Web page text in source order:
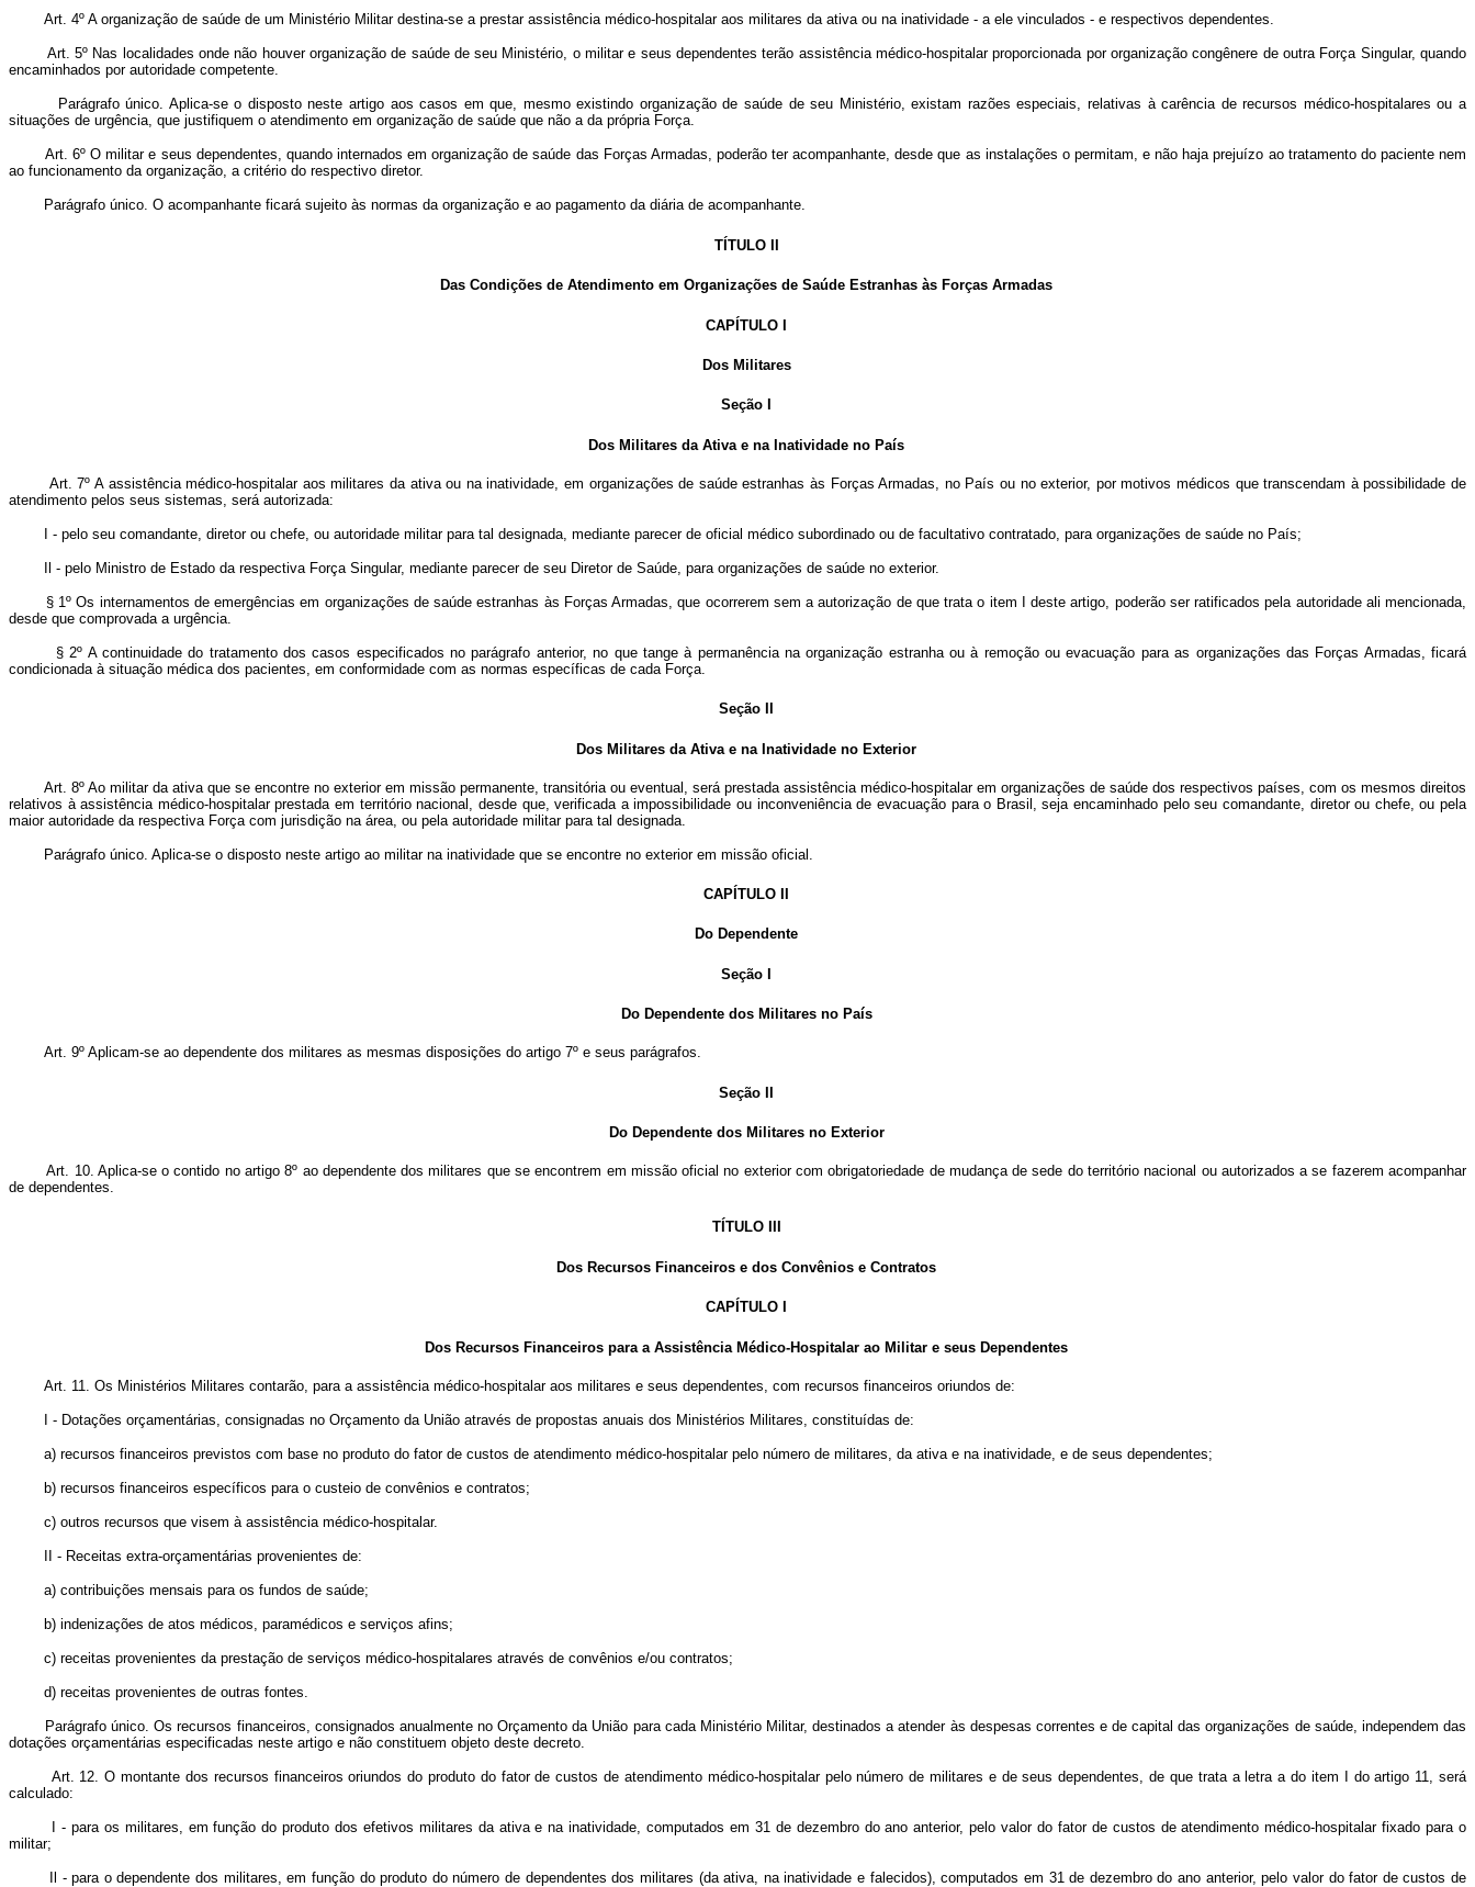
Art. 4º A organização de saúde de um Ministério Militar destina-se a prestar assistência médico-hospitalar aos militares da ativa ou na inatividade - a ele vinculados - e respectivos dependentes.
Art. 5º Nas localidades onde não houver organização de saúde de seu Ministério, o militar e seus dependentes terão assistência médico-hospitalar proporcionada por organização congênere de outra Força Singular, quando
encaminhados por autoridade competente.
Parágrafo único. Aplica-se o disposto neste artigo aos casos em que, mesmo existindo organização de saúde de seu Ministério, existam razões especiais, relativas à carência de recursos médico-hospitalares ou a
situações de urgência, que justifiquem o atendimento em organização de saúde que não a da própria Força.
Art. 6º O militar e seus dependentes, quando internados em organização de saúde das Forças Armadas, poderão ter acompanhante, desde que as instalações o permitam, e não haja prejuízo ao tratamento do paciente nem
ao funcionamento da organização, a critério do respectivo diretor.
Parágrafo único. O acompanhante ficará sujeito às normas da organização e ao pagamento da diária de acompanhante.
TÍTULO II
Das Condições de Atendimento em Organizações de Saúde Estranhas às Forças Armadas
CAPÍTULO I
Dos Militares
Seção I
Dos Militares da Ativa e na Inatividade no País
Art. 7º A assistência médico-hospitalar aos militares da ativa ou na inatividade, em organizações de saúde estranhas às Forças Armadas, no País ou no exterior, por motivos médicos que transcendam à possibilidade de
atendimento pelos seus sistemas, será autorizada:
I - pelo seu comandante, diretor ou chefe, ou autoridade militar para tal designada, mediante parecer de oficial médico subordinado ou de facultativo contratado, para organizações de saúde no País;
Il - pelo Ministro de Estado da respectiva Força Singular, mediante parecer de seu Diretor de Saúde, para organizações de saúde no exterior.
§ 1º Os internamentos de emergências em organizações de saúde estranhas às Forças Armadas, que ocorrerem sem a autorização de que trata o item I deste artigo, poderão ser ratificados pela autoridade ali mencionada,
desde que comprovada a urgência.
§ 2º A continuidade do tratamento dos casos especificados no parágrafo anterior, no que tange à permanência na organização estranha ou à remoção ou evacuação para as organizações das Forças Armadas, ficará
condicionada à situação médica dos pacientes, em conformidade com as normas específicas de cada Força.
Seção II
Dos Militares da Ativa e na Inatividade no Exterior
Art. 8º Ao militar da ativa que se encontre no exterior em missão permanente, transitória ou eventual, será prestada assistência médico-hospitalar em organizações de saúde dos respectivos países, com os mesmos direitos
relativos à assistência médico-hospitalar prestada em território nacional, desde que, verificada a impossibilidade ou inconveniência de evacuação para o Brasil, seja encaminhado pelo seu comandante, diretor ou chefe, ou pela
maior autoridade da respectiva Força com jurisdição na área, ou pela autoridade militar para tal designada.
Parágrafo único. Aplica-se o disposto neste artigo ao militar na inatividade que se encontre no exterior em missão oficial.
CAPÍTULO II
Do Dependente
Seção I
Do Dependente dos Militares no País
Art. 9º Aplicam-se ao dependente dos militares as mesmas disposições do artigo 7º e seus parágrafos.
Seção II
Do Dependente dos Militares no Exterior
Art. 10. Aplica-se o contido no artigo 8º ao dependente dos militares que se encontrem em missão oficial no exterior com obrigatoriedade de mudança de sede do território nacional ou autorizados a se fazerem acompanhar
de dependentes.
TÍTULO III
Dos Recursos Financeiros e dos Convênios e Contratos
CAPÍTULO I
Dos Recursos Financeiros para a Assistência Médico-Hospitalar ao Militar e seus Dependentes
Art. 11. Os Ministérios Militares contarão, para a assistência médico-hospitalar aos militares e seus dependentes, com recursos financeiros oriundos de:
I - Dotações orçamentárias, consignadas no Orçamento da União através de propostas anuais dos Ministérios Militares, constituídas de:
a) recursos financeiros previstos com base no produto do fator de custos de atendimento médico-hospitalar pelo número de militares, da ativa e na inatividade, e de seus dependentes;
b) recursos financeiros específicos para o custeio de convênios e contratos;
c) outros recursos que visem à assistência médico-hospitalar.
II - Receitas extra-orçamentárias provenientes de:
a) contribuições mensais para os fundos de saúde;
b) indenizações de atos médicos, paramédicos e serviços afins;
c) receitas provenientes da prestação de serviços médico-hospitalares através de convênios e/ou contratos;
d) receitas provenientes de outras fontes.
Parágrafo único. Os recursos financeiros, consignados anualmente no Orçamento da União para cada Ministério Militar, destinados a atender às despesas correntes e de capital das organizações de saúde, independem das
dotações orçamentárias especificadas neste artigo e não constituem objeto deste decreto.
Art. 12. O montante dos recursos financeiros oriundos do produto do fator de custos de atendimento médico-hospitalar pelo número de militares e de seus dependentes, de que trata a letra a do item I do artigo 11, será
calculado:
I - para os militares, em função do produto dos efetivos militares da ativa e na inatividade, computados em 31 de dezembro do ano anterior, pelo valor do fator de custos de atendimento médico-hospitalar fixado para o
militar;
Il - para o dependente dos militares, em função do produto do número de dependentes dos militares (da ativa, na inatividade e falecidos), computados em 31 de dezembro do ano anterior, pelo valor do fator de custos de